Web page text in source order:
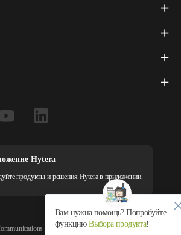
Hytera
продукты и решения Hytera в приложении.
Corporation Limited All Rights Reserved
Вам нужна помощь? Попробуйте
функциюВыбора продукта!